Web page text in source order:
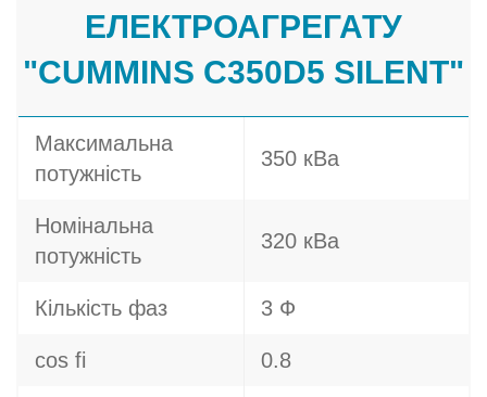
ЕЛЕКТРОАГРЕГАТУ
"CUMMINS C350D5 SILENT"
Максимальна
потужність
350 кВа
Номінальна
потужність
320 кВа
Кількість фаз 3 Ф
cos fi 0.8